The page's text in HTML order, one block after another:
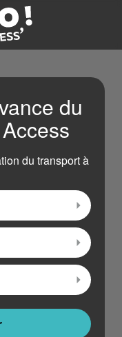
du
du transport à